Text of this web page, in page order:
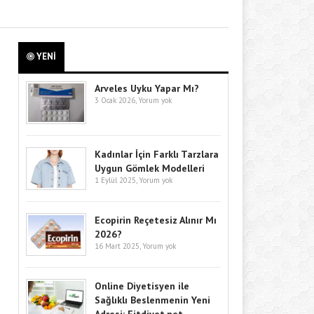
YENİ
Arveles Uyku Yapar Mı?
3 Ocak 2026, Yorum yok
Kadınlar İçin Farklı Tarzlara
Uygun Gömlek Modelleri
1 Eylül 2025, Yorum yok
Ecopirin Reçetesiz Alınır Mı
2026?
16 Mart 2025, Yorum yok
Online Diyetisyen ile
Sağlıklı Beslenmenin Yeni